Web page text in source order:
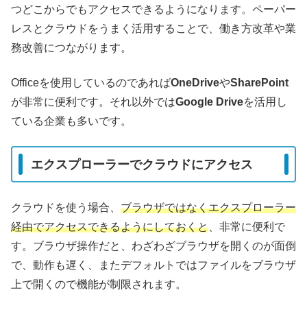
つどこからでもアクセスできるようになります。ペーパー
レスとクラウドをうまく活用することで、働き方改革や業
務改善につながります。
Officeを使用しているのであればOneDriveやSharePoint
が非常に便利です。それ以外ではGoogle Driveを活用し
ている企業も多いです。
エクスプローラーでクラウドにアクセス
クラウドを使う場合、 ブラウザではなくエクスプローラー
経由でアクセスできるようにしておくと 、非常に便利で
す。ブラウザ操作だと、わざわざブラウザを開くのが面倒
で、動作も遅く、またデフォルトではファイルをブラウザ
上で開くので機能が制限されます。